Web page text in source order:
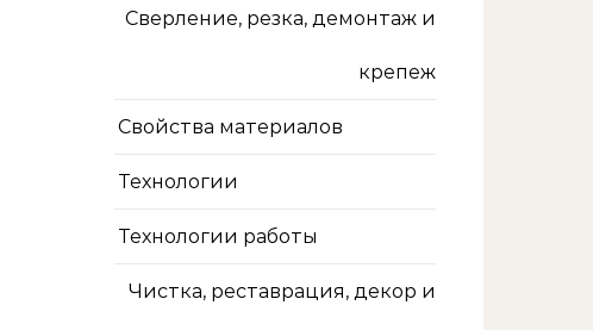
Сверление, резка, демонтаж и
крепеж
Свойства материалов
Технологии
Технологии работы
Чистка, реставрация, декор и